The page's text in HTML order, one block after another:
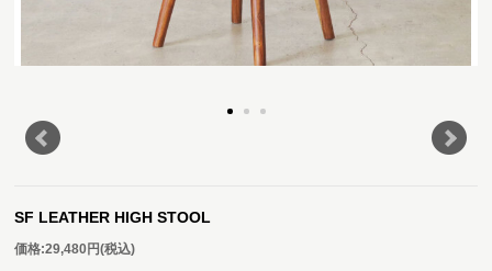
SF LEATHER HIGH STOOL
価格:29,480円(税込)